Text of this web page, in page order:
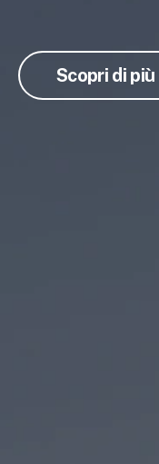
Scopri di più